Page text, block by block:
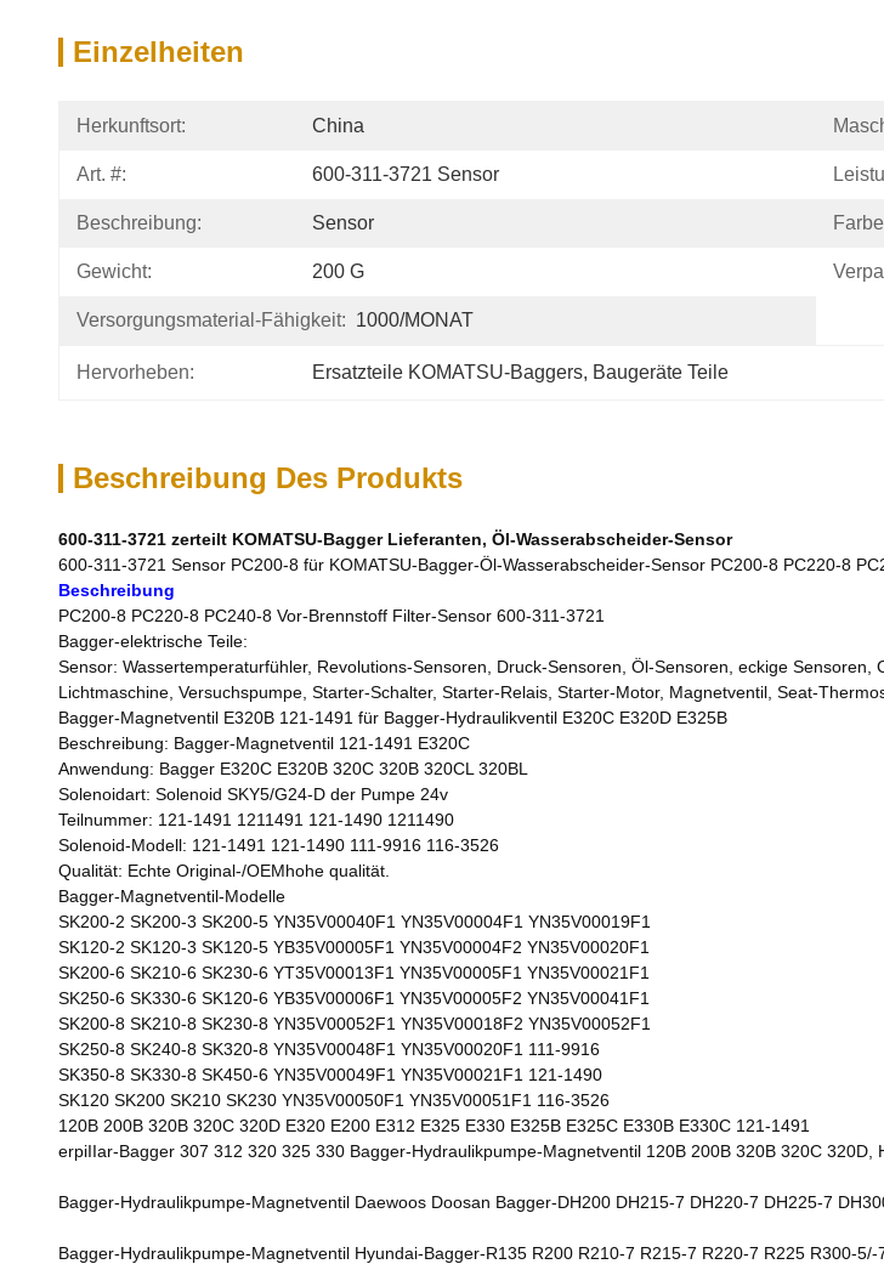
Einzelheiten
Herkunftsort: China
Art. #: 600-311-3721 Sensor
Beschreibung: Sensor
Gewicht: 200 G
Versorgungsmaterial-Fähigkeit: 1000/MONAT
Hervorheben: Ersatzteile KOMATSU-Baggers, Baugeräte Teile
Beschreibung Des Produkts
600-311-3721 zerteilt KOMATSU-Bagger Lieferanten, Öl-Wasserabscheider-Sensor
600-311-3721 Sensor PC200-8 für KOMATSU-Bagger-Öl-Wasserabscheider-Sensor PC200-8 PC220-8
Beschreibung
PC200-8 PC220-8 PC240-8 Vor-Brennstoff Filter-Sensor 600-311-3721
Bagger-elektrische Teile:
Sensor: Wassertemperaturfühler, Revolutions-Sensoren, Druck-Sensoren, Öl-Sensoren, eckige
Lichtmaschine, Versuchspumpe, Starter-Schalter, Starter-Relais, Starter-Motor, Magnetventil, Seat-
Bagger-Magnetventil E320B 121-1491 für Bagger-Hydraulikventil E320C E320D E325B
Beschreibung: Bagger-Magnetventil 121-1491 E320C
Anwendung: Bagger E320C E320B 320C 320B 320CL 320BL
Solenoidart: Solenoid SKY5/G24-D der Pumpe 24v
Teilnummer: 121-1491 1211491 121-1490 1211490
Solenoid-Modell: 121-1491 121-1490 111-9916 116-3526
Qualität: Echte Original-/OEMhohe qualität.
Bagger-Magnetventil-Modelle
SK200-2 SK200-3 SK200-5 YN35V00040F1 YN35V00004F1 YN35V00019F1
SK120-2 SK120-3 SK120-5 YB35V00005F1 YN35V00004F2 YN35V00020F1
SK200-6 SK210-6 SK230-6 YT35V00013F1 YN35V00005F1 YN35V00021F1
SK250-6 SK330-6 SK120-6 YB35V00006F1 YN35V00005F2 YN35V00041F1
SK200-8 SK210-8 SK230-8 YN35V00052F1 YN35V00018F2 YN35V00052F1
SK250-8 SK240-8 SK320-8 YN35V00048F1 YN35V00020F1 111-9916
SK350-8 SK330-8 SK450-6 YN35V00049F1 YN35V00021F1 121-1490
SK120 SK200 SK210 SK230 YN35V00050F1 YN35V00051F1 116-3526
120B 200B 320B 320C 320D E320 E200 E312 E325 E330 E325B E325C E330B E330C 121-1491
erpiIIar-Bagger 307 312 320 325 330 Bagger-Hydraulikpumpe-Magnetventil 120B 200B 320B 320C 320D,
Bagger-Hydraulikpumpe-Magnetventil Daewoos Doosan Bagger-DH200 DH215-7 DH220-7 DH225-7
Bagger-Hydraulikpumpe-Magnetventil Hyundai-Bagger-R135 R200 R210-7 R215-7 R220-7 R225 R300-